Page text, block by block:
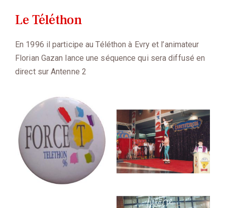
Le Téléthon
En 1996 il participe au Téléthon à Evry et l’animateur
Florian Gazan lance une séquence qui sera diffusé en
direct sur Antenne 2